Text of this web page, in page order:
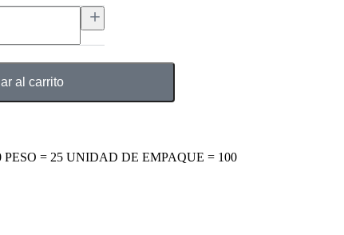
al carrito
= 25 UNIDAD DE EMPAQUE = 100